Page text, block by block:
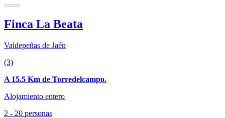
Finca La Beata
Valdepeñas de Jaén
(3)
A 15.5 Km de Torredelcampo.
Alojamiento entero
2 - 20 personas